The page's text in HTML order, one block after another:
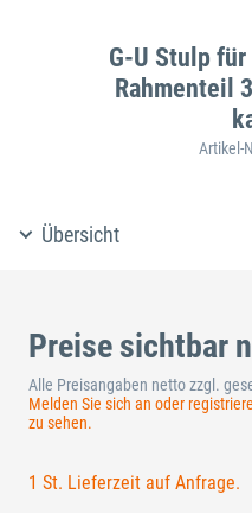
G-U Stulp für
Rahmenteil
Artikel-
Übersicht
Preise sichtbar
Alle Preisangaben netto zzgl.
Melden Sie sich an oder
zu sehen.
1 St. Lieferzeit auf Anfrage.